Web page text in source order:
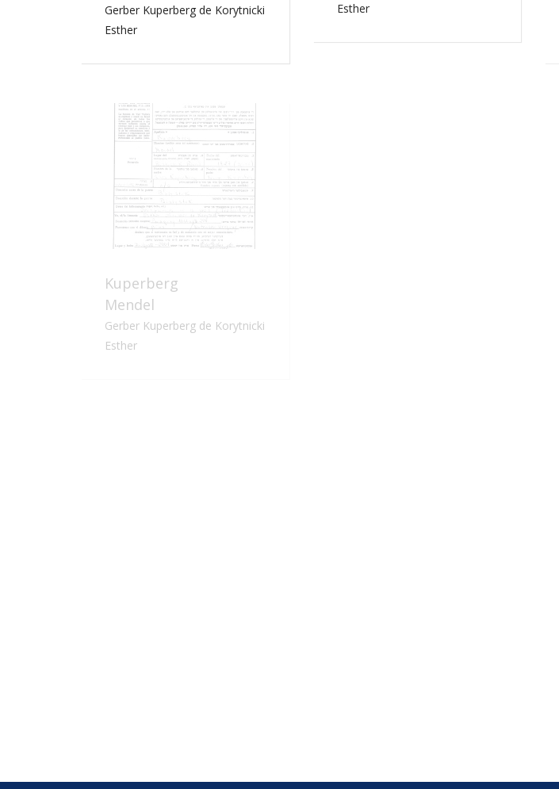
Gerber Kuperberg de Korytnicki
Esther
Esther
Kuperberg
Mendel
Gerber Kuperberg de Korytnicki
Esther